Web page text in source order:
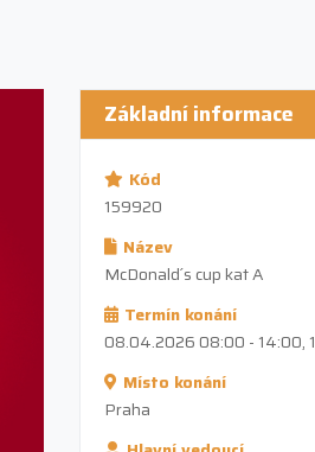
Základní informace
Kód
159920
Název
McDonald´s cup kat A
Termín konání
08.04.2026 08:00 - 14:00,
Místo konání
Praha